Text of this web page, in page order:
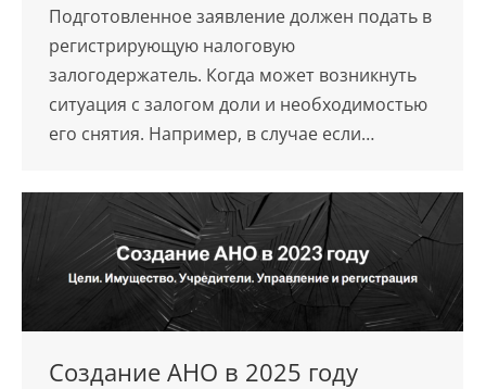
Подготовленное заявление должен подать в
регистрирующую налоговую
залогодержатель. Когда может возникнуть
ситуация с залогом доли и необходимостью
его снятия. Например, в случае если…
Создание АНО в 2025 году